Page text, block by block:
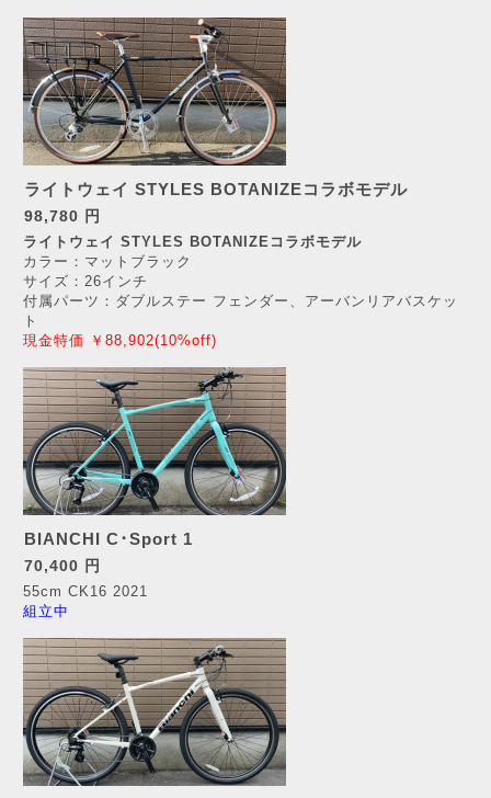
ライトウェイ STYLES BOTANIZEコラボモデル
98,780 円
ライトウェイ STYLES BOTANIZEコラボモデル
カラー：マットブラック
サイズ：26インチ
付属パーツ：ダブルステー フェンダー、アーバンリアバスケッ
ト
現金特価 ￥88,902(10%off)
BIANCHI C･Sport 1
70,400 円
55cm CK16 2021
組立中